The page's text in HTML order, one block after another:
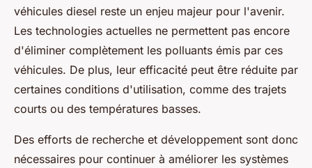
véhicules diesel reste un enjeu majeur pour l'avenir.
Les technologies actuelles ne permettent pas encore
d'éliminer complètement les polluants émis par ces
véhicules. De plus, leur efficacité peut être réduite par
certaines conditions d'utilisation, comme des trajets
courts ou des températures basses.
Des efforts de recherche et développement sont donc
nécessaires pour continuer à améliorer les systèmes